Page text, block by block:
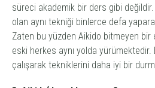
süreci akademik bir ders gibi
olan aynı tekniği binlerce defa
Zaten bu yüzden Aikido bitmeyen bir
eski herkes aynı yolda
çalışarak tekniklerini daha iyi bir